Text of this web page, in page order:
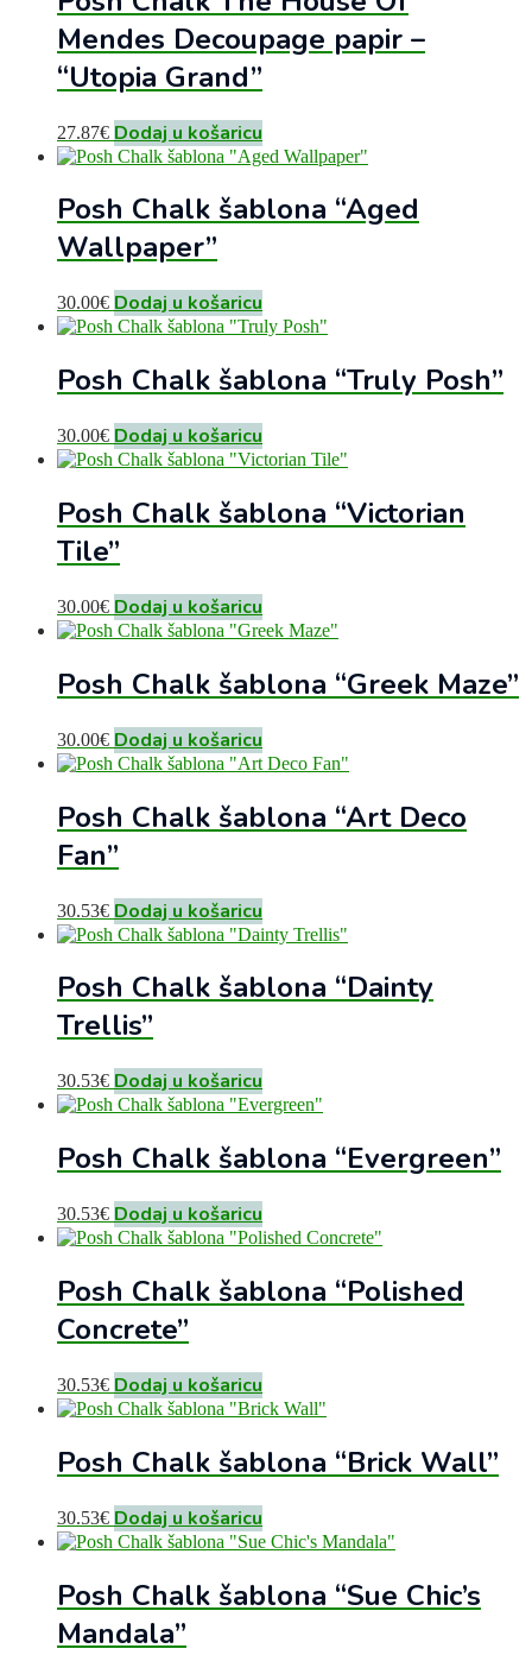
Mendes Decoupage papir –
“Utopia Grand”
27.87€ Dodaj u košaricu
Posh Chalk šablona “Aged
Wallpaper”
30.00€ Dodaj u košaricu
Posh Chalk šablona “Truly Posh”
30.00€ Dodaj u košaricu
Posh Chalk šablona “Victorian
Tile”
30.00€ Dodaj u košaricu
Posh Chalk šablona “Greek Maze”
30.00€ Dodaj u košaricu
Posh Chalk šablona “Art Deco
Fan”
30.53€ Dodaj u košaricu
Posh Chalk šablona “Dainty
Trellis”
30.53€ Dodaj u košaricu
Posh Chalk šablona “Evergreen”
30.53€ Dodaj u košaricu
Posh Chalk šablona “Polished
Concrete”
30.53€ Dodaj u košaricu
Posh Chalk šablona “Brick Wall”
30.53€ Dodaj u košaricu
Posh Chalk šablona “Sue Chic’s
Mandala”